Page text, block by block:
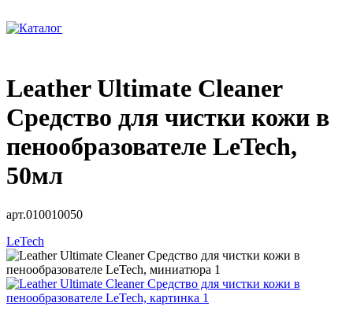
Leather Ultimate Cleaner
Средство для чистки кожи в
пенообразователе LeTech,
50мл
арт.010010050
LeTech